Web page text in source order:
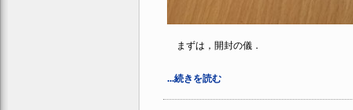
まずは，開封の儀．
...続きを読む